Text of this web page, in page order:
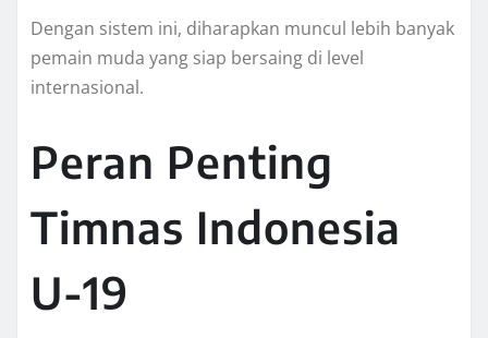
Dengan sistem ini, diharapkan muncul lebih banyak
pemain muda yang siap bersaing di level
internasional.
Peran Penting
Timnas Indonesia
U-19